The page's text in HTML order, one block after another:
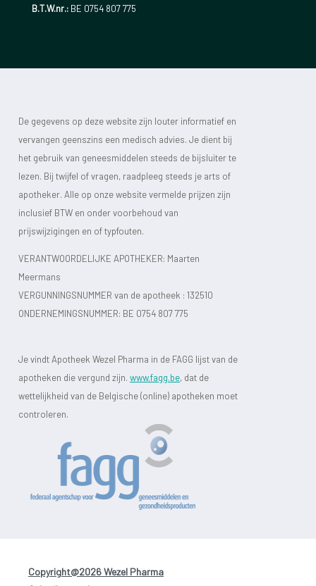
B.T.W.nr.:BE 0754 807 775
De gegevens op deze website zijn louter informatief en
vervangen geenszins een medisch advies. Je dient bij
het gebruik van geneesmiddelen steeds de bijsluiter te
lezen. Bij twijfel of vragen, raadpleeg steeds je arts of
apotheker. Alle op onze website vermelde prijzen zijn
inclusief BTW en onder voorbehoud van
prijswijzigingen en of typfouten.
VERANTWOORDELIJKE APOTHEKER: Maarten
Meermans
VERGUNNINGSNUMMER van de apotheek : 132510
ONDERNEMINGSNUMMER: BE 0754 807 775
Je vindt Apotheek Wezel Pharma in de FAGG lijst van de
apotheken die vergund zijn. www.fagg.be, dat de
wettelijkheid van de Belgische (online) apotheken moet
controleren.
Copyright@2026 Wezel Pharma